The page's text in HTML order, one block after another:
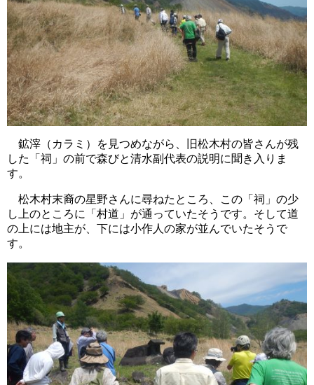
鉱滓（カラミ）を見つめながら、旧松木村の皆さんが残
した「祠」の前で森びと清水副代表の説明に聞き入りま
す。
松木村末裔の星野さんに尋ねたところ、この「祠」の少
し上のところに「村道」が通っていたそうです。そして道
の上には地主が、下には小作人の家が並んでいたそうで
す。